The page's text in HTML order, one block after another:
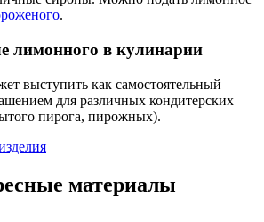
.
лимонного в кулинарии
выступить как самостоятельный
для различных кондитерских
пирога, пирожных).
материалы